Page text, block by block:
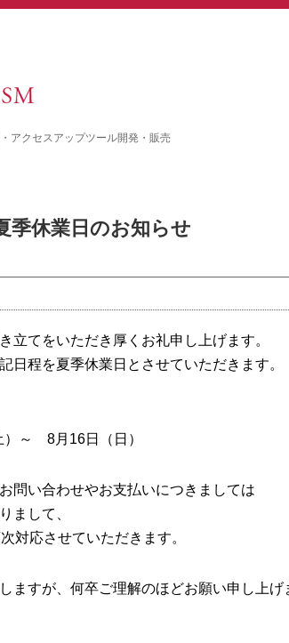
アクセスアップツール開発・販売
休業日のお知らせ
立てをいただき厚くお礼申し上げます。
日程を夏季休業日とさせていただきます
）～ 8月16日（日）
問い合わせやお支払いにつきましては
まして、
対応させていただきます。
ますが、何卒ご理解のほどお願い申し上げ